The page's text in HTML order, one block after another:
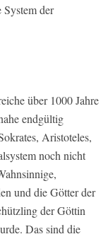
System der
über 1000 Jahre
endgültig
Aristoteles,
noch nicht
und die Götter der
der Göttin
Das sind die